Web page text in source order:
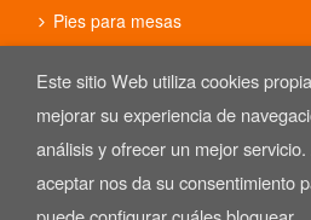
Pies para mesas
Copyright © 2025 REYMA mobiliario de
Este sitio Web utiliza cookies
mejorar su experiencia de
análisis y ofrecer un mejor
aceptar nos da su consentimiento